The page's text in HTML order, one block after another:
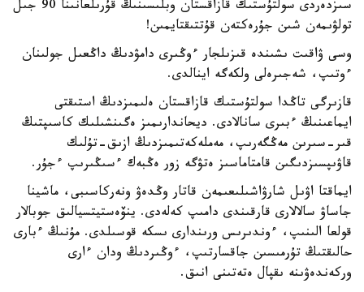
سىزدەردى سولتۇستىك قازاقستان وبلىسىنىڭ قۇرىلعانىنا 90 جىل
تولۋىمەن شىن جۇرەكتەن قۇتتىقتايمىن!
وسى ۋاقىت ىشىندە قىزىلجار ءوڭىرى دامۋدىڭ داڭعىل جولىنان
ءوتىپ، شەجىرەلى ولكەگە اينالدى.
قازىرگى تاڭدا سولتۇستىك قازاقستان ەلىمىزدىڭ استىقتى
ايماعىنىڭ ءبىرى سانالادى. ديحاندارىمىز ەگىنشىلىك كاسىپتىڭ
قىر-سىرىن مەڭگەرىپ، مەملەكەتىمىزدىڭ ازىق-تۇلىك
قاۋىپسىزدىگىن قامتاماسىز ەتۋگە زور ەڭبەك ءسىڭىرىپ ءجۇر.
ايماقتا اۋىل شارۋاشىلىعىمەن قاتار وڭدەۋ ونەركاسىبى، ماشينا
جاساۋ سالالارى قارقىندى دامىپ كەلەدى. ينۆەستيتسيالىق جوبالار
قولعا الىنىپ، ءوندىرىس ورىندارى ىسكە قوسىلدى. مۇنىڭ ءبارى
حالىقتىڭ تۇرمىسىن جاقسارتىپ، ءوڭىردىڭ ودان ءارى
وركەندەۋىنە ىقپال ەتەتىنى انىق.